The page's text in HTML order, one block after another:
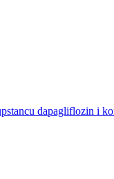
dapagliflozin i